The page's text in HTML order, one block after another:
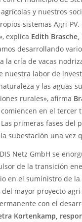
y nuestros
sistemas Agri-
explica Edith
desarrollando
cría de vacas
labor de
y las aguas
rurales», afirma
en el
primeras fases del
subestación una vez
Netz GmbH se
de la transición
en el suministro de
mayor proyecto
con el
Kortenkamp,